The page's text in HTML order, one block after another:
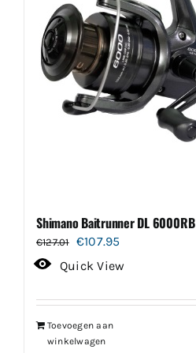
Shimano Baitrunner DL 6000RB
€127.01
Oorspronkelijke
prijs
€127.01.
€107.95
prijs
€107.95.
Quick View
Toevoegen aan
winkelwagen